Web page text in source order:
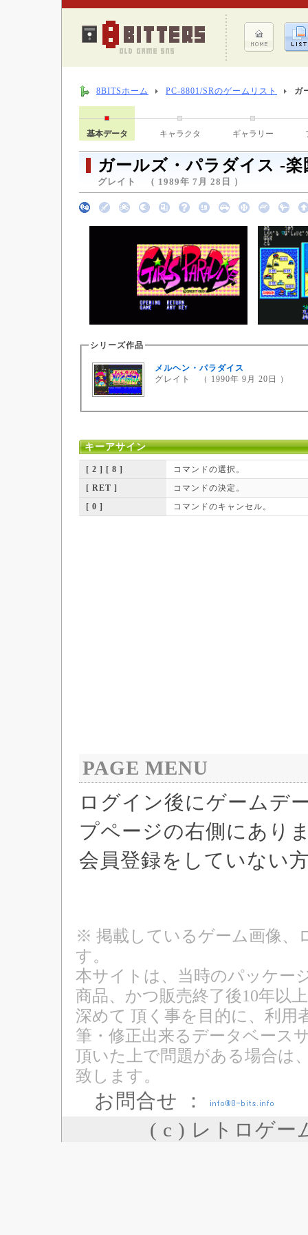
8BITSホーム PC-8801/SRのゲームリスト ガ
基本データ キャラクタ ギャラリー
ガールズ・パラダイス -
グレイト （ 1989年 7月 28日 ）
シリーズ作品
メルヘン・パラダイス
グレイト （ 1990年 9月 20日 ）
キーアサイン
[ 2 ] [ 8 ]
コマンドの選択。
[ RET ]
コマンドの決定。
[ 0 ]
コマンドのキャンセル。
PAGE MENU
ログイン後にゲームデ
プページの右側にあり
会員登録をしていない
※ 掲載しているゲーム画像、
す。
本サイトは、当時のパッケー
商品、かつ販売終了後10年以
深めて 頂く事を目的に、利用
筆・修正出来るデータベース
頂いた上で問題がある場合は
致します。
お問合せ ：
( c ) レトロゲー